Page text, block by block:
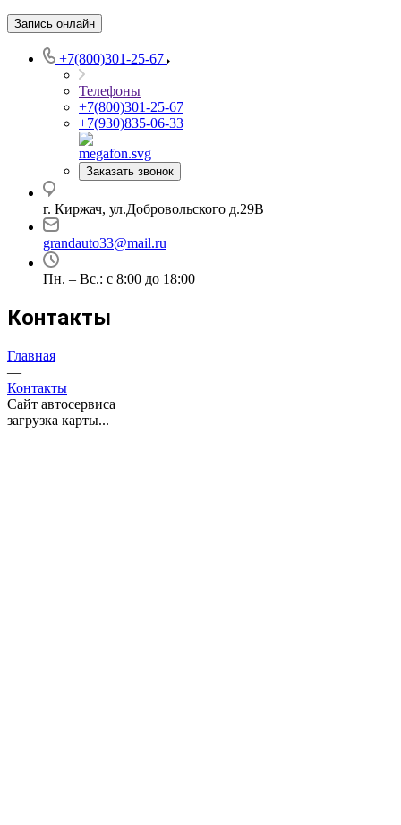
Запись онлайн
+7(800)301-25-67
Телефоны
+7(800)301-25-67
+7(930)835-06-33
Заказать звонок
г. Киржач, ул.Добровольского д.29В
grandauto33@mail.ru
Пн. – Вс.: с 8:00 до 18:00
Контакты
Главная
—
Контакты
Сайт автосервиса
загрузка карты...